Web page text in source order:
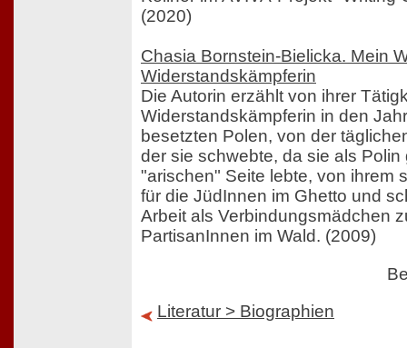
(2020)
Chasia Bornstein-Bielicka. Mein
Widerstandskämpferin
Die Autorin erzählt von ihrer
Widerstandskämpferin in den
besetzten Polen, von der
der sie schwebte, da sie als Polin
"arischen" Seite lebte, von ihrem
für die JüdInnen im Ghetto und
Arbeit als Verbindungsmädchen
PartisanInnen im Wald. (2009)
Literatur > Biographien